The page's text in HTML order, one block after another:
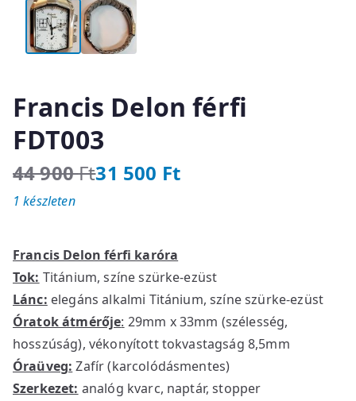
Francis Delon férfi
FDT003
44 900Ft
O
r
i
n
a
l
p
r
i
31 500 Ft
C
u
e
n
t
p
r
i
c
Francis Delon férfi karóra
Tok: Titánium, színe szürke-ezüst
Lánc: elegáns alkalmi Titánium, színe szürke-ezüst
Óratok átmérője: 29mm x 33mm (szélesség,
hosszúság), vékonyított tokvastagság 8,5mm
Óraüveg: Zafír (karcolódásmentes)
Szerkezet: analóg kvarc, naptár, stopper
1 készleten